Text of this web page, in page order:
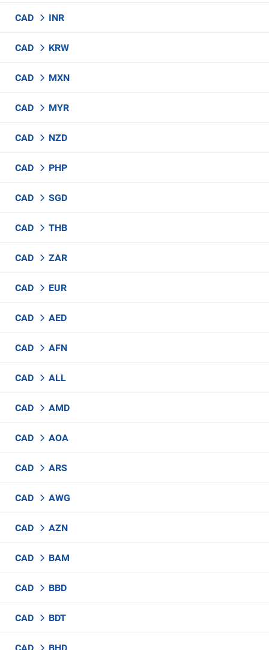
CAD INR
CAD KRW
CAD MXN
CAD MYR
CAD NZD
CAD PHP
CAD SGD
CAD THB
CAD ZAR
CAD EUR
CAD AED
CAD AFN
CAD ALL
CAD AMD
CAD AOA
CAD ARS
CAD AWG
CAD AZN
CAD BAM
CAD BBD
CAD BDT